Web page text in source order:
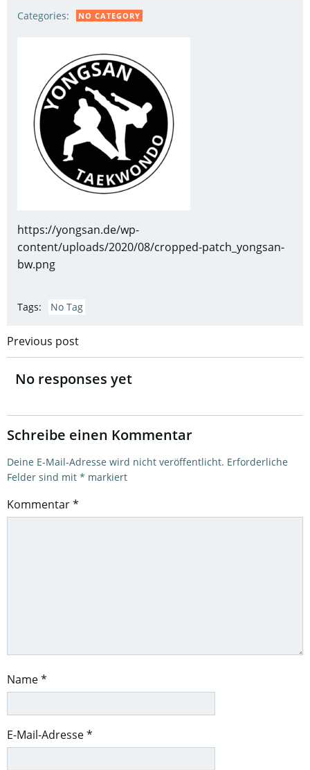
Categories: NO CATEGORY
https://yongsan.de/wp-
content/uploads/2020/08/cropped-patch_yongsan-
bw.png
Tags: No Tag
Post
navigation
Previous post
No responses yet
Schreibe einen Kommentar
Deine E-Mail-Adresse wird nicht veröffentlicht. Erforderliche
Felder sind mit * markiert
Kommentar*
Name*
E-Mail-Adresse*